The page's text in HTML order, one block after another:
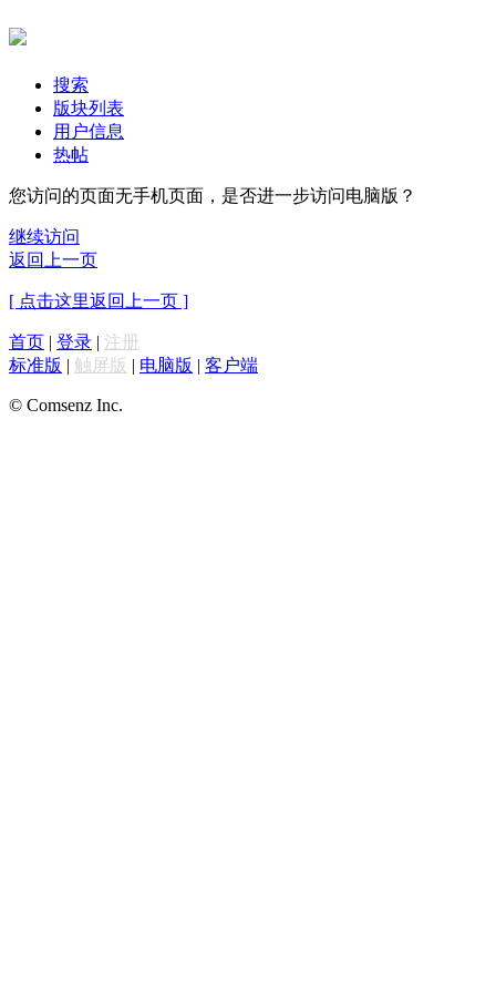
搜索
版块列表
用户信息
热帖
您访问的页面无手机页面，是否进一步访问电脑版？
继续访问
返回上一页
[ 点击这里返回上一页 ]
首页 | 登录 | 注册
标准版 | 触屏版 | 电脑版 | 客户端
© Comsenz Inc.